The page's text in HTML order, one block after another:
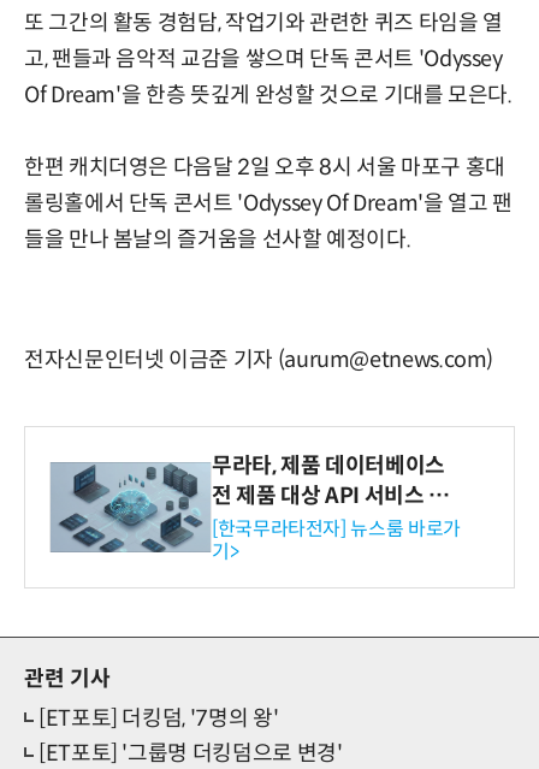
또 그간의 활동 경험담, 작업기와 관련한 퀴즈 타임을 열
고, 팬들과 음악적 교감을 쌓으며 단독 콘서트 'Odyssey
Of Dream'을 한층 뜻깊게 완성할 것으로 기대를 모은다.
한편 캐치더영은 다음달 2일 오후 8시 서울 마포구 홍대
롤링홀에서 단독 콘서트 'Odyssey Of Dream'을 열고 팬
들을 만나 봄날의 즐거움을 선사할 예정이다.
전자신문인터넷 이금준 기자 (aurum@etnews.com)
무라타, 제품 데이터베이스
전 제품 대상 API 서비스 제
공…73개 제품 카테고리로
확대
[한국무라타전자] 뉴스룸 바로가
기>
관련 기사
[ET포토] 더킹덤, '7명의 왕'
[ET포토] '그룹명 더킹덤으로 변경'